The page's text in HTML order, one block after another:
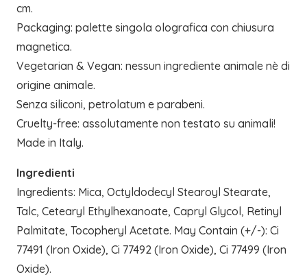
cm.
Packaging: palette singola olografica con chiusura
magnetica.
Vegetarian & Vegan: nessun ingrediente animale nè di
origine animale.
Senza siliconi, petrolatum e parabeni.
Cruelty-free: assolutamente non testato su animali!
Made in Italy.
Ingredienti
Ingredients: Mica, Octyldodecyl Stearoyl Stearate,
Talc, Cetearyl Ethylhexanoate, Capryl Glycol, Retinyl
Palmitate, Tocopheryl Acetate. May Contain (+/-): Ci
77491 (Iron Oxide), Ci 77492 (Iron Oxide), Ci 77499 (Iron
Oxide).